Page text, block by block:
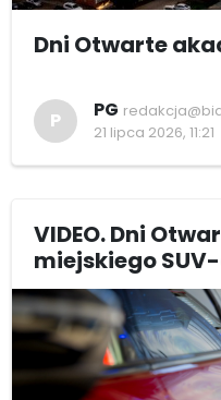
Dni Otwarte
P PG
21 lipca 2026, 11:21
VIDEO. Dni
miejskiego